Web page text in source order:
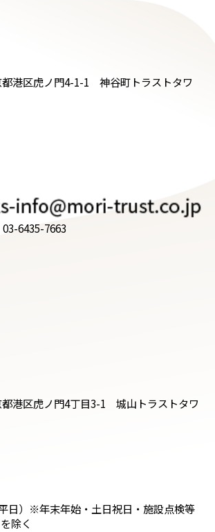
港区虎ノ門4-1-1 神谷町トラストタワ
7663
港区虎ノ門4丁目3-1 城山トラストタワ
日）※年末年始・土日祝日・施設点検等
除く